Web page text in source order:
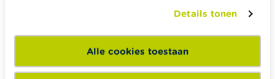
Details tonen
Alle cookies toestaan
geïndexeerd kadastraal inkomen, verhoogd met
3220 euro, of een belasting van 1610 euro
(maximumschijf van 50 %).